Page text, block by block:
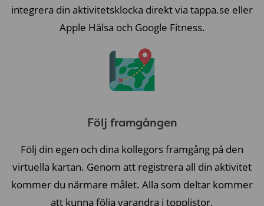
integrera din aktivitetsklocka direkt via tappa.se eller
Apple Hälsa och Google Fitness.
Följ framgången
Följ din egen och dina kollegors framgång på den
virtuella kartan. Genom att registrera all din aktivitet
kommer du närmare målet. Alla som deltar kommer
att kunna följa varandra i topplistor.